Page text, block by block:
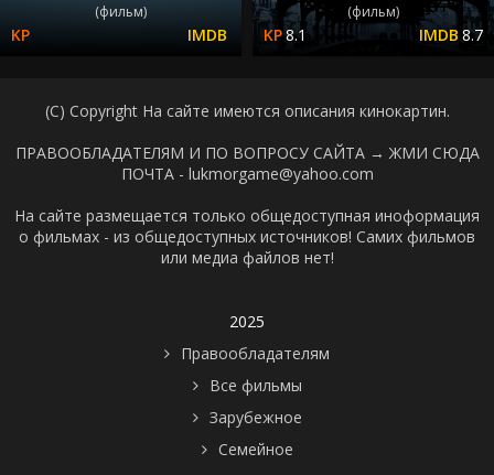
(фильм) (фильм)
8.1 8.7
(C) Copyright На сайте имеются описания кинокартин.
ПРАВООБЛАДАТЕЛЯМ И ПО ВОПРОСУ САЙТА → ЖМИ СЮДА
ПОЧТА - lukmorgame@yahoo.com
На сайте размещается только общедоступная иноформация
о фильмах - из общедоступных источников! Самих фильмов
или медиа файлов нет!
2025
Правообладателям
Все фильмы
Зарубежное
Семейное